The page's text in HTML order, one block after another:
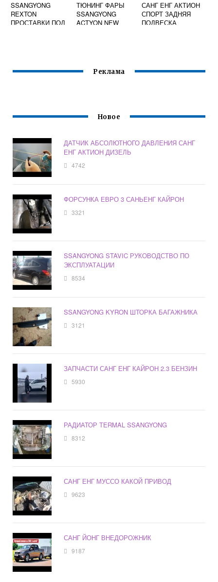
SSANGYONG
REXTON
ПРОСТАВКИ ПОД
ТЮНИНГ ФАРЫ
SSANGYONG
ACTYON NEW
САНГ ЕНГ АКТИОН
СПОРТ ЗАДНЯЯ
ПОДВЕСКА
Реклама
Новое
ДАТЧИК АБСОЛЮТНОГО ДАВЛЕНИЯ САНГ
ЕНГ АКТИОН ДИЗЕЛЬ
4742
ФОРСУНКА ЕВРО 3 САНЬЕНГ КАЙРОН
3321
SSANGYONG STAVIC РУКОВОДСТВО ПО
ЭКСПЛУАТАЦИИ
8534
SSANGYONG KYRON ШТОРКА БАГАЖНИКА
3121
ЗАПЧАСТИ САНГ ЕНГ КАЙРОН 2.3 БЕНЗИН
5930
РАДИАТОР TERMAL SSANGYONG
8312
САНГ ЕНГ МУССО КАКОЙ ПРИВОД
9623
САНГ ЙОНГ ВНЕДОРОЖНИК
9187